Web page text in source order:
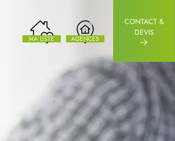
MA LISTE AGENCES
CONTACT &
DEVIS